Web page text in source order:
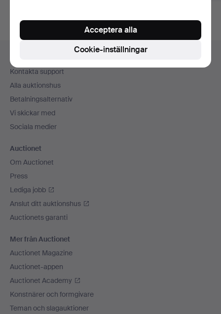
Sidfotsnavigation
Kontakta support
Alla auktionshus
Betalningsalternativ
Vi skickar med
Sociala medier
Auctionet
Om Auctionet
Press
Lediga jobb
Anslut ditt auktionshus
Auctionets garanti
Mer från Auctionet
Auctionet Magazine
Auctionet-appen
Auctionet Academy
Konstnärer och formgivare
Teman och slagauktioner
Cookie-inställningar
Acceptera alla